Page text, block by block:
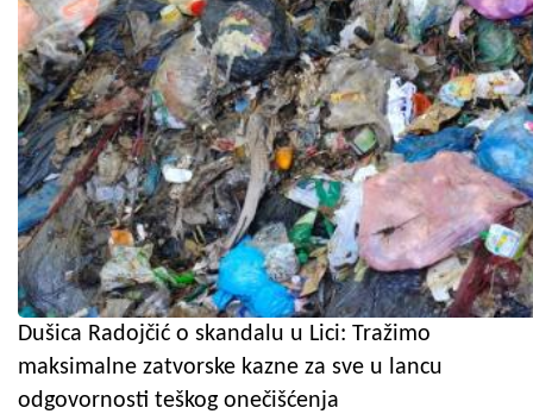
Dušica Radojčić o skandalu u Lici: Tražimo
maksimalne zatvorske kazne za sve u lancu
odgovornosti teškog onečišćenja